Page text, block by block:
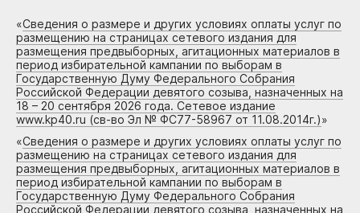
«Сведения о размере и других условиях оплаты услуг по
размещению на страницах сетевого издания для
размещения предвыборных, агитационных материалов в
период избирательной кампании по выборам в
Государственную Думу Федерального Собрания
Российской Федерации девятого созыва, назначенных на
18 – 20 сентября 2026 года. Сетевое издание
www.kp40.ru (св-во Эл № ФС77-58967 от 11.08.2014г.)»
«Сведения о размере и других условиях оплаты услуг по
размещению на страницах сетевого издания для
размещения предвыборных, агитационных материалов в
период избирательной кампании по выборам в
Государственную Думу Федерального Собрания
Российской Федерации девятого созыва, назначенных на